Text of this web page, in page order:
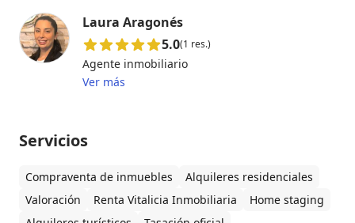
Laura Aragonés
5.0(1 res.)
Agente inmobiliario
Ver más
Servicios
Compraventa de inmuebles
Alquileres residenciales
Valoración
Renta Vitalicia Inmobiliaria
Home staging